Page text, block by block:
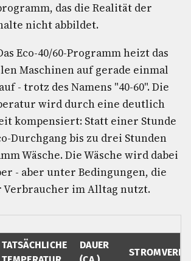
das die Realität der
nicht abbildet.
Eco-40/60-Programm heizt das
Maschinen auf gerade einmal
- trotz des Namens "40-60". Die
wird durch eine deutlich
kompensiert: Statt einer Stunde
Durchgang bis zu drei Stunden
Wäsche. Die Wäsche wird dabei
- aber unter Bedingungen, die
im Alltag nutzt.
TATSÄCHLICHE
DAUER